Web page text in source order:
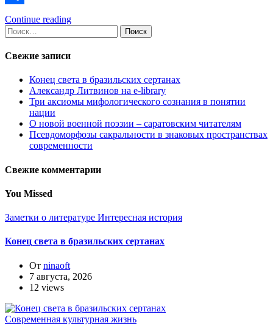
Отправить
Continue reading
Найти:
Свежие записи
Конец света в бразильских сертанах
Александр Литвинов на e-library
Три аксиомы мифологического сознания в понятии
нации
О новой военной поэзии – саратовским читателям
Псевдоморфозы сакральности в знаковых пространствах
современности
Свежие комментарии
You Missed
Заметки о литературе Интересная история
Конец света в бразильских сертанах
От ninaoft
7 августа, 2026
12 views
Современная культурная жизнь